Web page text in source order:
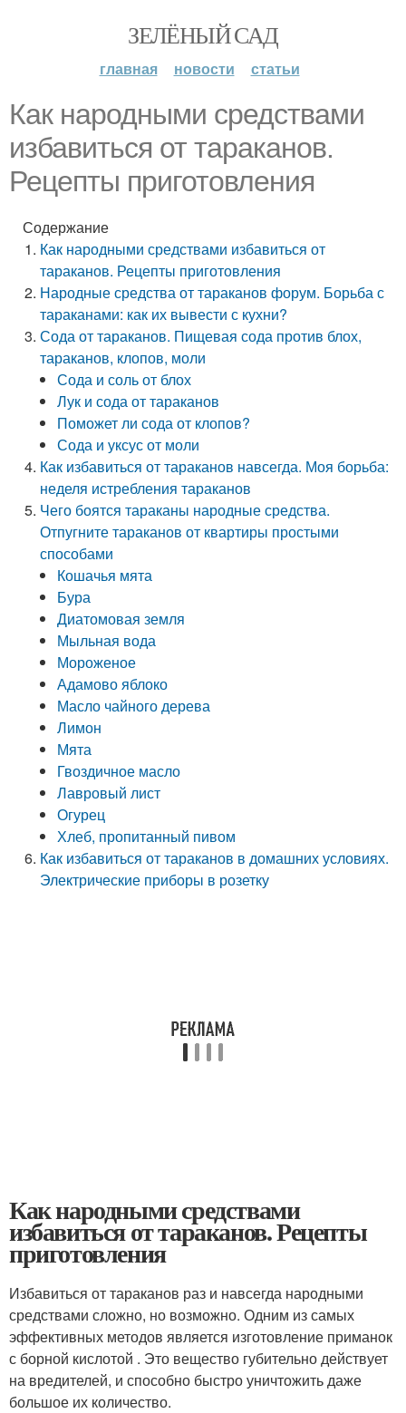
ЗЕЛЁНЫЙ САД
главная новости статьи
Как народными средствами
избавиться от тараканов.
Рецепты приготовления
Содержание
Как народными средствами избавиться от
тараканов. Рецепты приготовления
Народные средства от тараканов форум. Борьба с
тараканами: как их вывести с кухни?
Сода от тараканов. Пищевая сода против блох,
тараканов, клопов, моли
Сода и соль от блох
Лук и сода от тараканов
Поможет ли сода от клопов?
Сода и уксус от моли
Как избавиться от тараканов навсегда. Моя борьба:
неделя истребления тараканов
Чего боятся тараканы народные средства.
Отпугните тараканов от квартиры простыми
способами
Кошачья мята
Бура
Диатомовая земля
Мыльная вода
Мороженое
Адамово яблоко
Масло чайного дерева
Лимон
Мята
Гвоздичное масло
Лавровый лист
Огурец
Хлеб, пропитанный пивом
Как избавиться от тараканов в домашних условиях.
Электрические приборы в розетку
Как народными средствами
избавиться от тараканов. Рецепты
приготовления
Избавиться от тараканов раз и навсегда народными
средствами сложно, но возможно. Одним из самых
эффективных методов является изготовление приманок
с борной кислотой . Это вещество губительно действует
на вредителей, и способно быстро уничтожить даже
большое их количество.